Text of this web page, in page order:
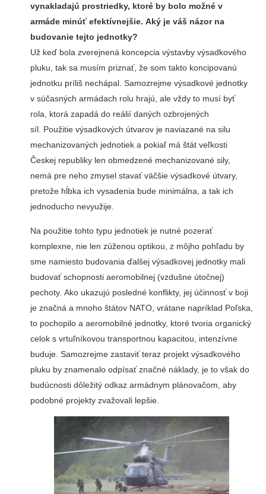
vynakladajú prostriedky, ktoré by bolo možné v
armáde minúť efektívnejšie. Aký je váš názor na
budovanie tejto jednotky?
Už keď bola zverejnená koncepcia výstavby výsadkového
pluku, tak sa musím priznať, že som takto koncipovanú
jednotku príliš nechápal. Samozrejme výsadkové jednotky
v súčasných armádach rolu hrajú, ale vždy to musí byť
rola, ktorá zapadá do reálií daných ozbrojených
síl. Použitie výsadkových útvarov je naviazané na silu
mechanizovaných jednotiek a pokiaľ má štát veľkosti
Českej republiky len obmedzené mechanizované sily,
nemá pre neho zmysel stavať väčšie výsadkové útvary,
pretože hĺbka ich vysadenia bude minimálna, a tak ich
jednoducho nevyužije.
Na použitie tohto typu jednotiek je nutné pozerať
komplexne, nie len zúženou optikou, z môjho pohľadu by
sme namiesto budovania ďalšej výsadkovej jednotky mali
budovať schopnosti aeromobilnej (vzdušne útočnej)
pechoty. Ako ukazujú posledné konflikty, jej účinnosť v boji
je značná a mnoho štátov NATO, vrátane napríklad Poľska,
to pochopilo a aeromobilné jednotky, ktoré tvoria organický
celok s vrtuľníkovou transportnou kapacitou, intenzívne
buduje. Samozrejme zastaviť teraz projekt výsadkového
pluku by znamenalo odpísať značné náklady, je to však do
budúcnosti dôležitý odkaz armádnym plánovačom, aby
podobné projekty zvažovali lepšie.